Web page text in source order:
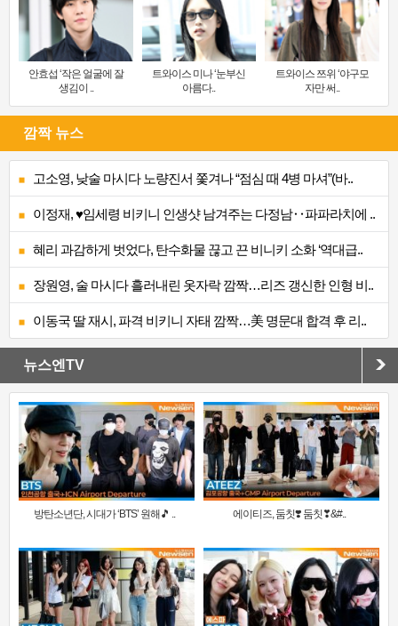
안효섭 ‘작은 얼굴에 잘
생김이 ..
트와이스 미나 ‘눈부신
아름다..
트와이스 쯔위 ‘야구모
자만 써..
깜짝 뉴스
고소영, 낮술 마시다 노량진서 쫓겨나 “점심 때 4병 마셔”(바..
이정재, ♥임세령 비키니 인생샷 남겨주는 다정남‥파파라치에 ..
혜리 과감하게 벗었다, 탄수화물 끊고 끈 비니키 소화 ‘역대급..
장원영, 술 마시다 흘러내린 옷자락 깜짝…리즈 갱신한 인형 비..
이동국 딸 재시, 파격 비키니 자태 깜짝…美 명문대 합격 후 리..
뉴스엔TV
방탄소년단, 시대가 ‘BTS’ 원해🎵 .. 에이티즈, 둠칫❣️ 둠칫❣&#..